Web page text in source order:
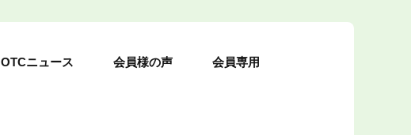
OTCニュース 会員様の声 会員専用